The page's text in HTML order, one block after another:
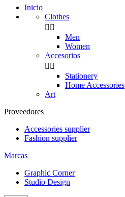
Inicio
Clothes
 
Men
Women
Accesorios
 
Stationery
Home Accessories
Art
Proveedores
Accessories supplier
Fashion supplier
Marcas
Graphic Corner
Studio Design